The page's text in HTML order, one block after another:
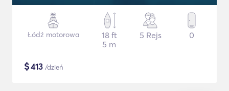
Łódź motorowa
18 ft
5 m
5 Rejs 0
$413 /dzień